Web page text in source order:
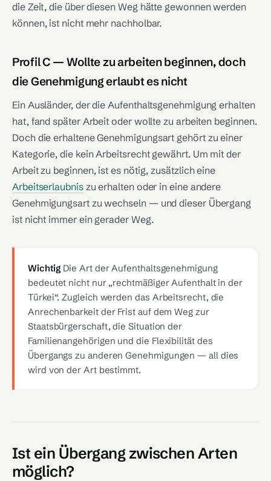
die Zeit, die über diesen Weg hätte gewonnen werden
können, ist nicht mehr nachholbar.
Profil C — Wollte zu arbeiten beginnen, doch
die Genehmigung erlaubt es nicht
Ein Ausländer, der die Aufenthaltsgenehmigung erhalten
hat, fand später Arbeit oder wollte zu arbeiten beginnen.
Doch die erhaltene Genehmigungsart gehört zu einer
Kategorie, die kein Arbeitsrecht gewährt. Um mit der
Arbeit zu beginnen, ist es nötig, zusätzlich eine
Arbeitserlaubniszu erhalten oder in eine andere
Genehmigungsart zu wechseln — und dieser Übergang
ist nicht immer ein gerader Weg.
Wichtig Die Art der Aufenthaltsgenehmigung
bedeutet nicht nur „rechtmäßiger Aufenthalt in der
Türkei“. Zugleich werden das Arbeitsrecht, die
Anrechenbarkeit der Frist auf dem Weg zur
Staatsbürgerschaft, die Situation der
Familienangehörigen und die Flexibilität des
Übergangs zu anderen Genehmigungen — all dies
wird von der Art bestimmt.
Ist ein Übergang zwischen Arten
möglich?